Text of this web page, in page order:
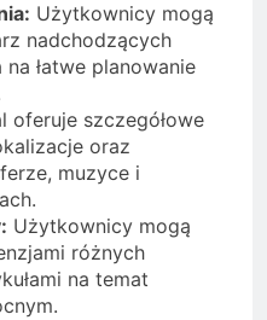
Użytkownicy mogą
nadchodzących
łatwe planowanie
oferuje szczegółowe
oraz
muzyce i
Użytkownicy mogą
różnych
na temat